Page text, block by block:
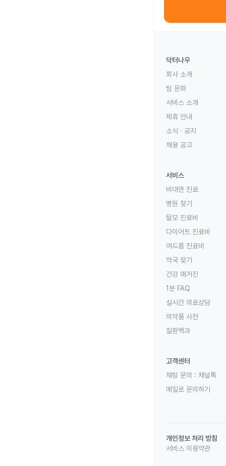
닥터나우
회사 소개
팀 문화
서비스 소개
제휴 안내
소식 · 공지
채용 공고
서비스
비대면 진료
병원 찾기
탈모 진료비
다이어트 진료비
여드름 진료비
약국 찾기
건강 매거진
1분 FAQ
실시간 의료상담
의약품 사전
질환백과
고객센터
채팅 문의 : 채널톡
메일로 문의하기
개인정보 처리 방침
서비스 이용약관